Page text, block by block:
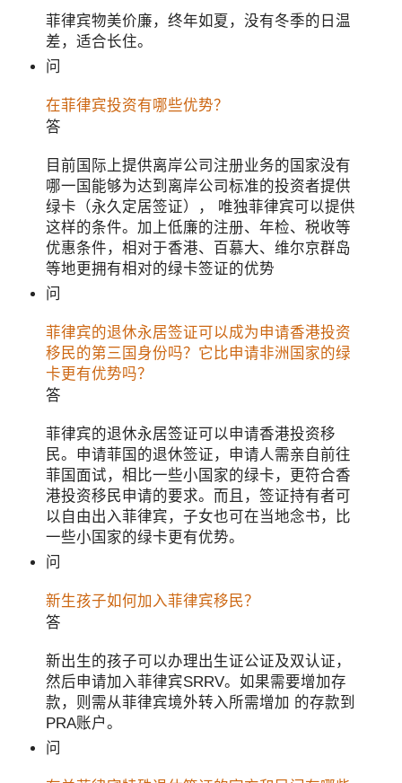
菲律宾物美价廉，终年如夏，没有冬季的日温
差，适合长住。
问
在菲律宾投资有哪些优势？
答
目前国际上提供离岸公司注册业务的国家没有
哪一国能够为达到离岸公司标准的投资者提供
绿卡（永久定居签证）， 唯独菲律宾可以提供
这样的条件。加上低廉的注册、年检、税收等
优惠条件，相对于香港、百慕大、维尔京群岛
等地更拥有相对的绿卡签证的优势
问
菲律宾的退休永居签证可以成为申请香港投资
移民的第三国身份吗？它比申请非洲国家的绿
卡更有优势吗？
答
菲律宾的退休永居签证可以申请香港投资移
民。申请菲国的退休签证，申请人需亲自前往
菲国面试，相比一些小国家的绿卡，更符合香
港投资移民申请的要求。而且，签证持有者可
以自由出入菲律宾，子女也可在当地念书，比
一些小国家的绿卡更有优势。
问
新生孩子如何加入菲律宾移民？
答
新出生的孩子可以办理出生证公证及双认证，
然后申请加入菲律宾SRRV。如果需要增加存
款，则需从菲律宾境外转入所需增加 的存款到
PRA账户。
问